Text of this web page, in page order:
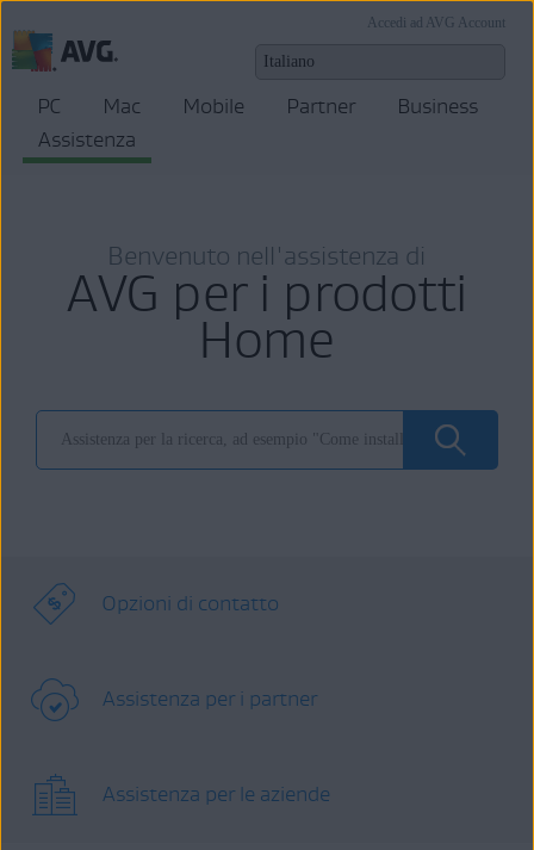
Accedi ad AVG Account
PC Mac Mobile Partner
Business
Assistenza
Benvenuto nell'assistenza di
AVG per i prodotti
Home
Opzioni di contatto
Assistenza per i partner
Assistenza per le aziende